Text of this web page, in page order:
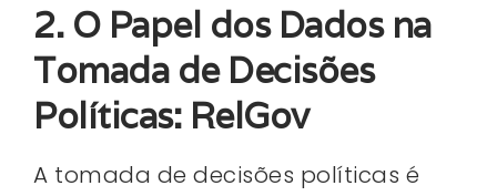
2. O Papel dos Dados na
Tomada de Decisões
Políticas: RelGov
A tomada de decisões políticas é